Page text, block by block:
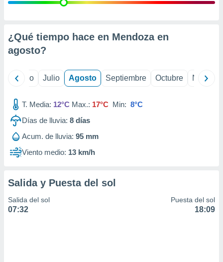
e
mediante
publicidad
de
1199
¿Qué tiempo hace en Mendoza en
agosto?
Junio Julio Agosto Septiembre Octubre
T. Media: 12°C Max.: 17°C Min: 8°C
Días de lluvia: 8 días
Acum. de lluvia: 95 mm
Viento medio: 13 km/h
Salida y Puesta del sol
Salida del sol
07:32
Puesta del sol
18:09